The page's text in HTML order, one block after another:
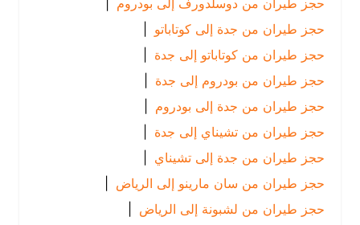
حجز طيران من دوسلدورف إلى بودروم |
حجز طيران من جدة إلى كوتاباتو |
حجز طيران من كوتاباتو إلى جدة
حجز طيران من بودروم إلى جدة
حجز طيران من جدة إلى بودروم |
حجز طيران من تشيناي إلى جدة
حجز طيران من جدة إلى تشيناي |
حجز طيران من سان مارينو إلى الرياض
|
حجز طيران من لشبونة إلى الرياض
|